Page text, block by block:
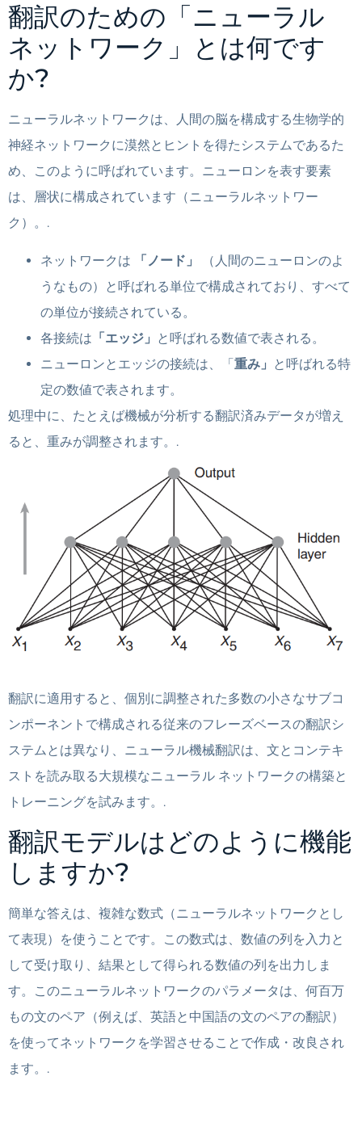
翻訳のための「ニューラル
ネットワーク」とは何です
か?
ニューラルネットワークは、人間の脳を構成する生物学的
神経ネットワークに漠然とヒントを得たシステムであるた
め、このように呼ばれています。ニューロンを表す要素
は、層状に構成されています（ニューラルネットワー
ク）。.
ネットワークは 「ノード」
（人間のニューロンのよ
うなもの）と呼ばれる単位で構成されており、すべて
の単位が接続されている。
各接続は 「エッジ」 と呼ばれる数値で表される。
ニューロンとエッジの接続は、「重み」 と呼ばれる特
定の数値で表されます。
処理中に、たとえば機械が分析する翻訳済みデータが増え
ると、重みが調整されます。.
翻訳に適用すると、個別に調整された多数の小さなサブコ
ンポーネントで構成される従来のフレーズベースの翻訳シ
ステムとは異なり、ニューラル機械翻訳は、文とコンテキ
ストを読み取る大規模なニューラル ネットワークの構築と
トレーニングを試みます。.
翻訳モデルはどのように機能
しますか?
簡単な答えは、複雑な数式（ニューラルネットワークとし
て表現）を使うことです。この数式は、数値の列を入力と
して受け取り、結果として得られる数値の列を出力しま
す。このニューラルネットワークのパラメータは、何百万
もの文のペア（例えば、英語と中国語の文のペアの翻訳）
を使ってネットワークを学習させることで作成・改良され
ます。.